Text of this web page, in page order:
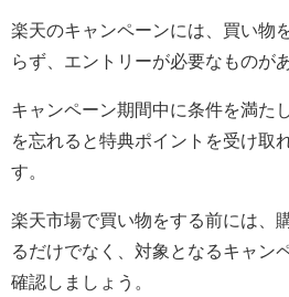
楽天のキャンペーンには、買い物
らず、エントリーが必要なものが
キャンペーン期間中に条件を満た
を忘れると特典ポイントを受け取
す。
楽天市場で買い物をする前には、
るだけでなく、対象となるキャン
確認しましょう。